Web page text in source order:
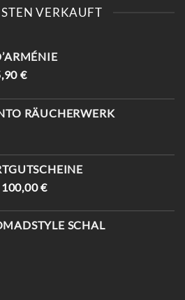
VERKAUFT
€
RÄUCHERWERK
100,00€
SCHAL